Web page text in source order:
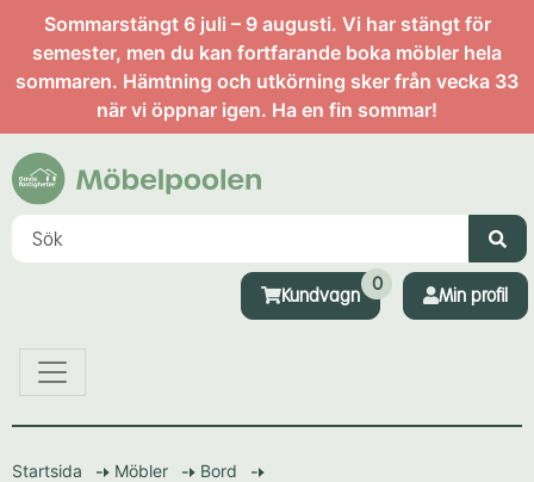
Sommarstängt 6 juli – 9 augusti. Vi har stängt för
semester, men du kan fortfarande boka möbler hela
sommaren. Hämtning och utkörning sker från vecka 33
när vi öppnar igen. Ha en fin sommar!
Kundvagn
0
Min profil
Startsida Möbler Bord